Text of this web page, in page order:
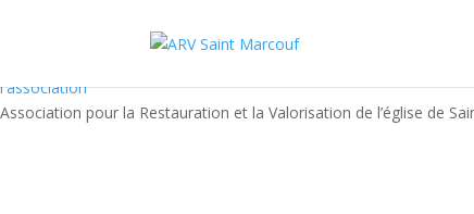
l'association
Association pour la Restauration et la Valorisation de l’église de